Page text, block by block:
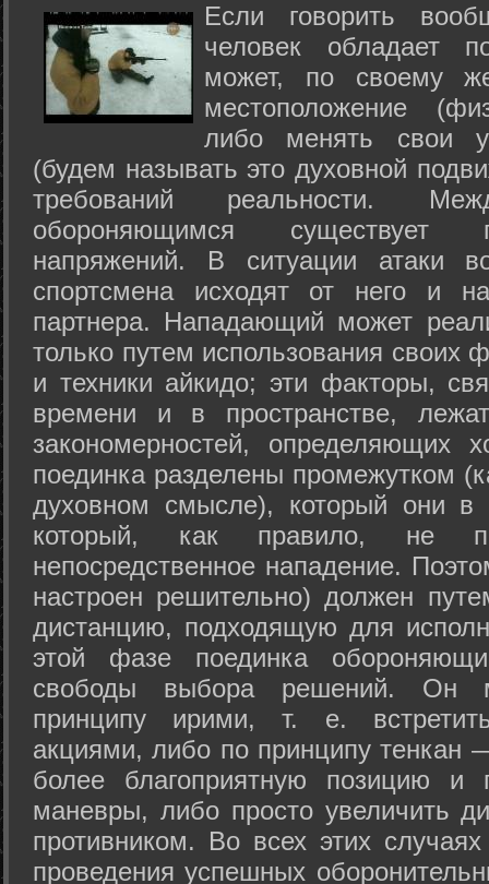
Если говорить
человек обладает
может, по своему
местоположение
либо менять свои
(будем называть это духовной
требований реальности.
обороняющимся существует
напряжений. В ситуации атаки
спортсмена исходят от него и
партнера. Нападающий может
только путем использования своих
и техники айкидо; эти факторы,
времени и в пространстве,
закономерностей, определяющих
поединка разделены промежутком
духовном смысле), который они в
который, как правило, не
непосредственное нападение.
настроен решительно) должен
дистанцию, подходящую для
этой фазе поединка
свободы выбора решений. Он
принципу ирими, т. е.
акциями, либо по принципу тенкан
более благоприятную позицию и
маневры, либо просто увеличить
противником. Во всех этих
проведения успешных